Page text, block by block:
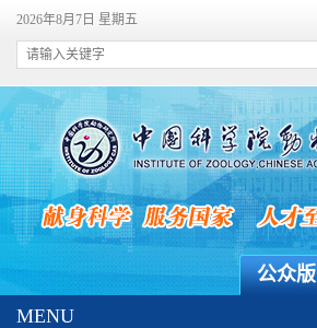
2026年8月7日 星期五
公众版
MENU